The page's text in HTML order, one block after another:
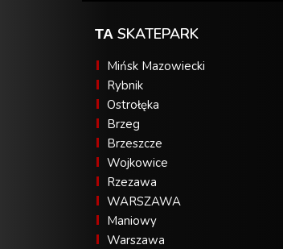
ΤΑ SKATEPARK
Mińsk Mazowiecki
Rybnik
Ostrołęka
Brzeg
Brzeszcze
Wojkowice
Rzezawa
WARSZAWA
Maniowy
Warszawa